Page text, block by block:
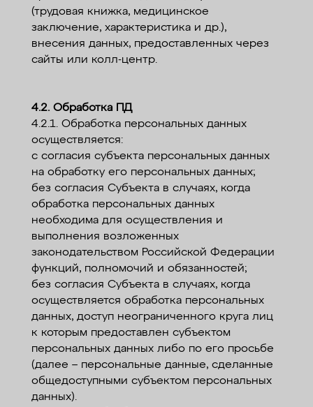
(трудовая книжка, медицинское
заключение, характеристика и др.),
внесения данных, предоставленных через
сайты или колл-центр.
4.2. Обработка ПД
4.2.1. Обработка персональных данных
осуществляется:
с согласия субъекта персональных данных
на обработку его персональных данных;
без согласия Субъекта в случаях, когда
обработка персональных данных
необходима для осуществления и
выполнения возложенных
законодательством Российской Федерации
функций, полномочий и обязанностей;
без согласия Субъекта в случаях, когда
осуществляется обработка персональных
данных, доступ неограниченного круга лиц
к которым предоставлен субъектом
персональных данных либо по его просьбе
(далее – персональные данные, сделанные
общедоступными субъектом персональных
данных).